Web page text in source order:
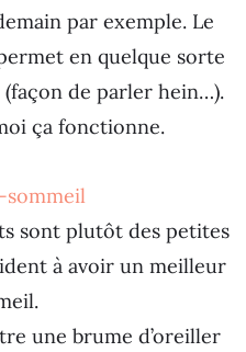
par exemple. Le
en quelque sorte
(façon de parler hein…).
ça fonctionne.
sont plutôt des petites
à avoir un meilleur
une brume d’oreiller